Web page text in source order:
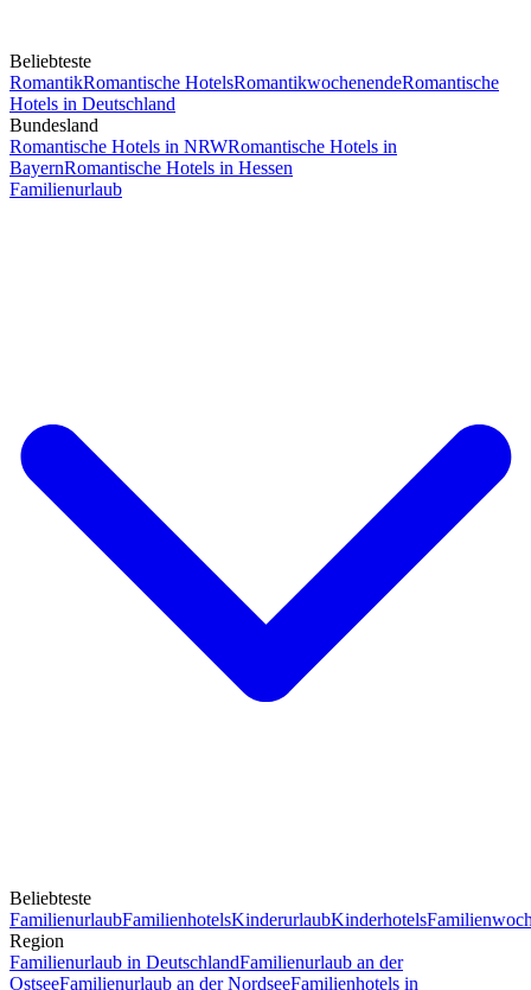
Beliebteste
RomantikRomantische HotelsRomantikwochenendeRomantische
Hotels in Deutschland
Bundesland
Romantische Hotels in NRWRomantische Hotels in
BayernRomantische Hotels in Hessen
Familienurlaub
Beliebteste
FamilienurlaubFamilienhotelsKinderurlaubKinderhotels
Region
Familienurlaub in DeutschlandFamilienurlaub an der
OstseeFamilienurlaub an der NordseeFamilienhotels in